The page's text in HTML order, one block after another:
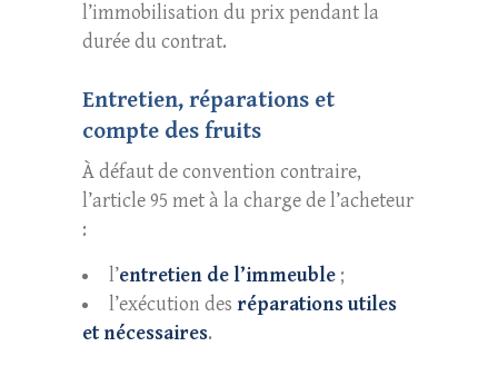
l’immobilisation du prix pendant la
durée du contrat.
Entretien, réparations et
compte des fruits
À défaut de convention contraire,
l’article 95 met à la charge de l’acheteur
:
l’entretien de l’immeuble ;
l’exécution des réparations utiles
et nécessaires.